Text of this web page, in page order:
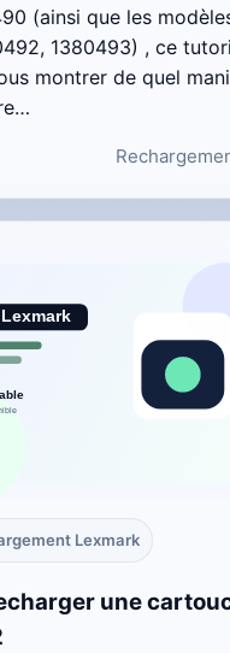
(ainsi que les
1380493) , ce
montrer de quel
Lexmark
une